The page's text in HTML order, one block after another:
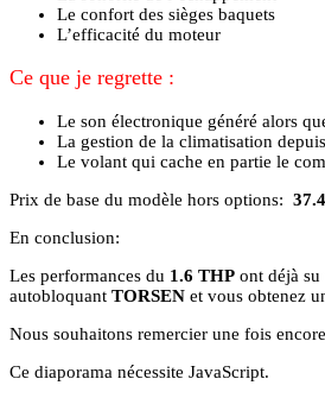
Le confort des sièges baquets
L’efficacité du moteur
Ce que je regrette :
Le son électronique généré alors
La gestion de la climatisation
Le volant qui cache en partie le
Prix de base du modèle hors options:
En conclusion:
Les performances du 1.6 THP ont déjà
autobloquant TORSEN et vous obtenez
Nous souhaitons remercier une fois
Ce diaporama nécessite JavaScript.